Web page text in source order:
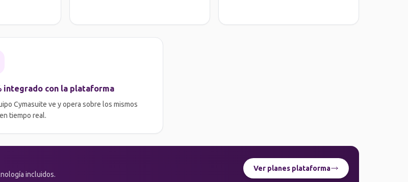
integrado con la plataforma
Cymasuite ve y opera sobre los mismos
tiempo real.
incluidos.
Ver planes plataforma